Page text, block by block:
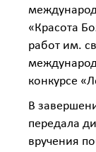
«Красота
работ им.
конкурсе
В
передала
вручения